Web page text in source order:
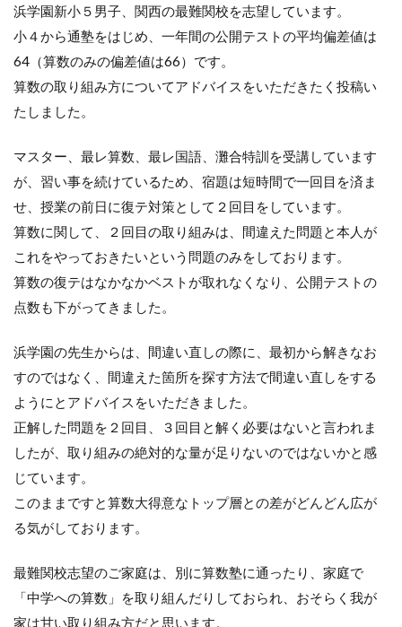
浜学園新小５男子、関西の最難関校を志望しています。
小４から通塾をはじめ、一年間の公開テストの平均偏差値は
64（算数のみの偏差値は66）です。
算数の取り組み方についてアドバイスをいただきたく投稿い
たしました。
マスター、最レ算数、最レ国語、灘合特訓を受講しています
が、習い事を続けているため、宿題は短時間で一回目を済ま
せ、授業の前日に復テ対策として２回目をしています。
算数に関して、２回目の取り組みは、間違えた問題と本人が
これをやっておきたいという問題のみをしております。
算数の復テはなかなかベストが取れなくなり、公開テストの
点数も下がってきました。
浜学園の先生からは、間違い直しの際に、最初から解きなお
すのではなく、間違えた箇所を探す方法で間違い直しをする
ようにとアドバイスをいただきました。
正解した問題を２回目、３回目と解く必要はないと言われま
したが、取り組みの絶対的な量が足りないのではないかと感
じています。
このままですと算数大得意なトップ層との差がどんどん広が
る気がしております。
最難関校志望のご家庭は、別に算数塾に通ったり、家庭で
「中学への算数」を取り組んだりしておられ、おそらく我が
家は甘い取り組み方だと思います。